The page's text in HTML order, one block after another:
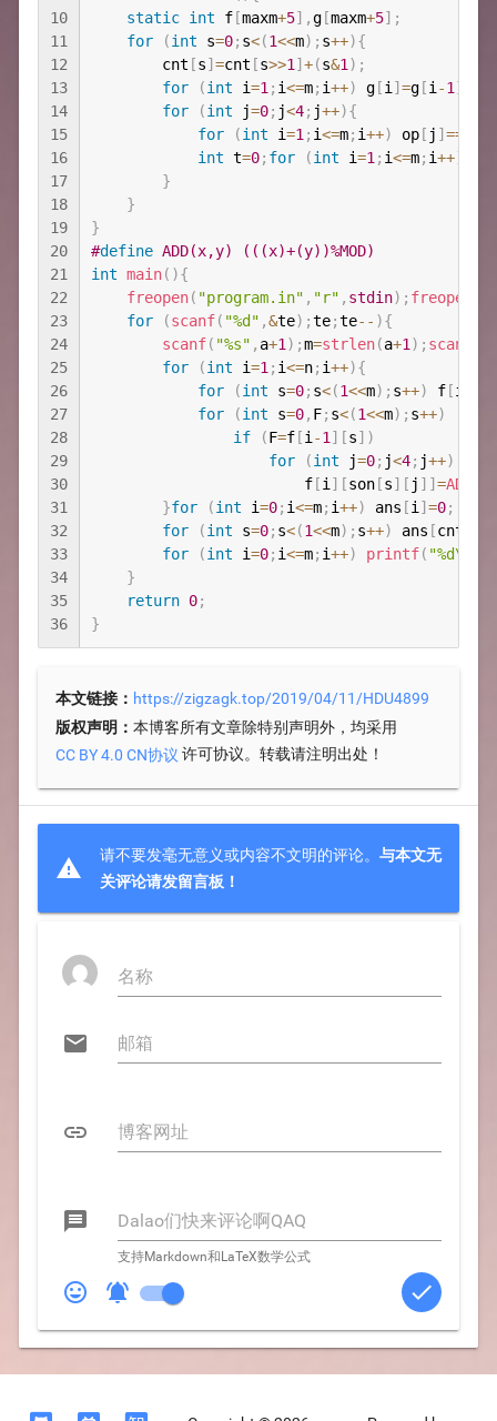
10
11
12
13
14
15
16
17
18
19
20
21
22
23
24
25
26
27
28
29
30
31
32
33
34
35
36
static int f[maxm+5] ,g[maxm+5] ;
for
(int s=0; s<(1<<m) ; s++){
        cnt
[s] =cnt [s>>1] +(s&1) ;
for
(int i=1; i<=m; i++) g[i] =g[i-1]
for
(int j=0; j<4; j++){
for
(int i=1; i<=m; i++) op[ j ] ==
int t=0; for (int i=1; i<=m; i++)
}
}
}
#define ADD(x,y) (((x)+(y))%MOD)
int main( ){
freopen( "program.in" , "r" , stdin) ; freopen
for
(scanf( "%d" ,&te) ;te;te-- ){
scanf( "%s" , a+1) ;m=strlen(a+1) ; scanf
for
(int i=1; i<=n; i++){
for
(int s=0; s<(1<<m) ; s++) f[i
for
(int s=0, F; s<(1<<m) ; s++)
if
(F=f[i-1] [s] )
for
(int j=0; j<4; j++)
                        f
[i] [son[s] [ j ] ] =ADD
}for (int i=0; i<=m; i++) ans [i] =0;
for
(int s=0; s<(1<<m) ; s++) ans [cnt
for
(int i=0; i<=m; i++) printf( "%d\n"
}
return 0;
}
本文链接： https://zigzagk.top/2019/04/11/HDU4899
版权声明： 本博客所有文章除特别声明外，均采用
CC BY 4.0 CN协议 许可协议。转载请注明出处！

请不要发毫无意义或内容不文明的评论。 与本文无
关评论请发留言板！



支持Markdown和LaTeX数学公式
  